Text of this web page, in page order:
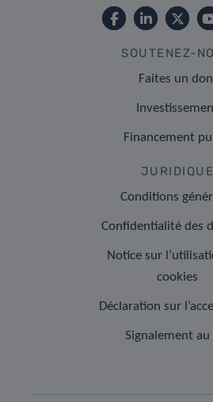
SOUTENEZ-
Faites un don
Financement
JURIDIQUE
Conditions
Confidentialité des
Notice sur
cookies
Déclaration sur
Signalement au